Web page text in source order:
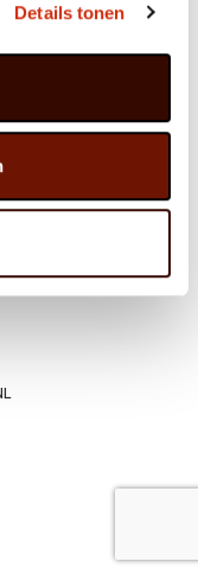
Details tonen
STATEMENT